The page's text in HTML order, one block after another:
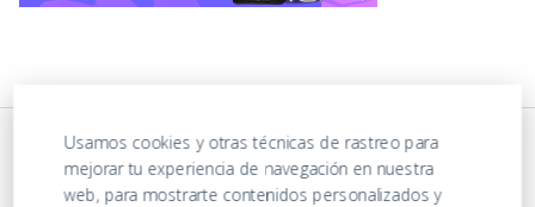
Usamos cookies y otras técnicas de rastreo para
mejorar tu experiencia de navegación en nuestra
web, para mostrarte contenidos personalizados y